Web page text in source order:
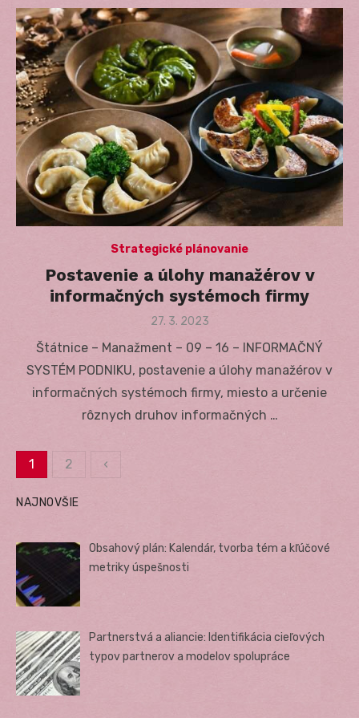
Strategické plánovanie
Postavenie a úlohy manažérov v
informačných systémoch firmy
Posted
27. 3. 2023
Štátnice – Manažment – 09 – 16 – INFORMAČNÝ
SYSTÉM PODNIKU, postavenie a úlohy manažérov v
informačných systémoch firmy, miesto a určenie
rôznych druhov informačných …
Stránkovanie
príspevkov
1 2 ‹
NAJNOVŠIE
Obsahový plán: Kalendár, tvorba tém a kľúčové
metriky úspešnosti
Partnerstvá a aliancie: Identifikácia cieľových
typov partnerov a modelov spolupráce